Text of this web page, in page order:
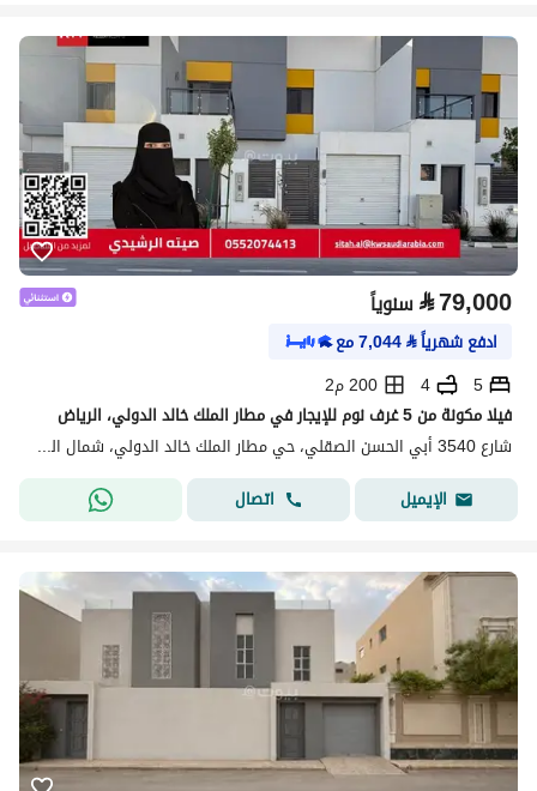
⃁79,000 سنوياً
ادفع شهرياً⃁
7,044مع
5
4
200 م2
فيلا مكونة من 5 غرف نوم للإيجار في مطار الملك خالد الدولي، الرياض
شارع 3540 أبي الحسن الصقلي، حي مطار الملك خالد الدولي، شمال الرياض، الرياض
الإيميل
اتصال